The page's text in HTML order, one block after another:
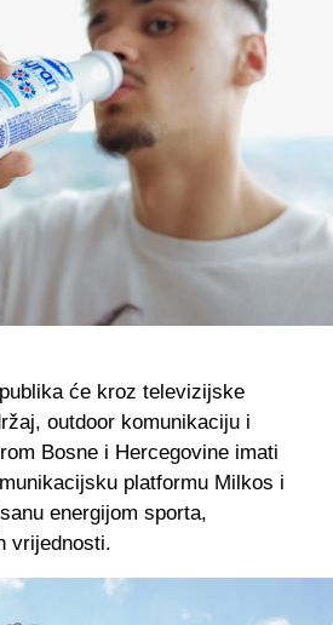
će kroz televizijske
outdoor komunikaciju i
Bosne i Hercegovine imati
platformu Milkos i
energijom sporta,
vrijednosti.